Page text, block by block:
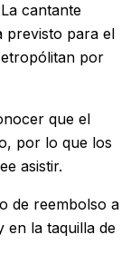
cantante
previsto para el
por
que el
por lo que los
asistir.
de reembolso a
en la taquilla de